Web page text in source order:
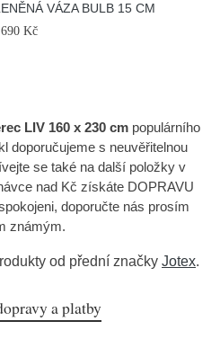
VÁZA BULB 15 CM
690 Kč
LIV 160 x 230 cm populárního
doporučujeme s neuvěřitelnou
se také na další položky v
nad Kč získáte DOPRAVU
doporučte nás prosím
známým.
od přední značky Jotex.
a platby